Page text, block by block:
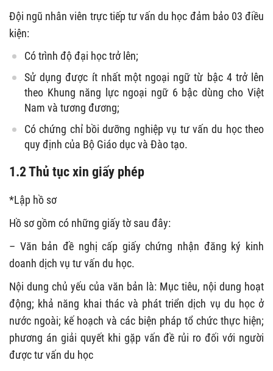
Đội ngũ nhân viên trực tiếp tư vấn du học đảm bảo 03 điều
kiện:
Có trình độ đại học trở lên;
Sử dụng được ít nhất một ngoại ngữ từ bậc 4 trở lên
theo Khung năng lực ngoại ngữ 6 bậc dùng cho Việt
Nam và tương đương;
Có chứng chỉ bồi dưỡng nghiệp vụ tư vấn du học theo
quy định của Bộ Giáo dục và Đào tạo.
1.2 Thủ tục xin giấy phép
*Lập hồ sơ
Hồ sơ gồm có những giấy tờ sau đây:
– Văn bản đề nghị cấp giấy chứng nhận đăng ký kinh
doanh dịch vụ tư vấn du học.
Nội dung chủ yếu của văn bản là: Mục tiêu, nội dung hoạt
động; khả năng khai thác và phát triển dịch vụ du học ở
nước ngoài; kế hoạch và các biện pháp tổ chức thực hiện;
phương án giải quyết khi gặp vấn đề rủi ro đối với người
được tư vấn du học